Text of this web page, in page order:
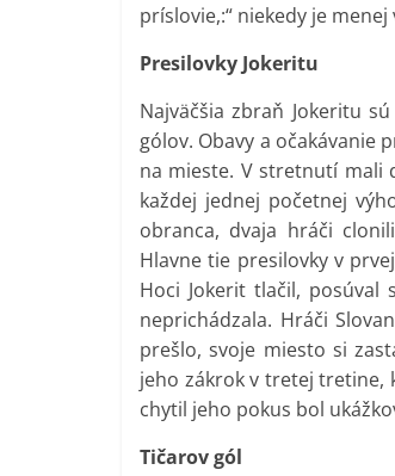
príslovie,:“ niekedy je menej
Presilovky Jokeritu
Najväčšia zbraň Jokeritu
gólov. Obavy a očakávanie
na mieste. V stretnutí mali
každej jednej početnej
obranca, dvaja hráči
Hlavne tie presilovky v
Hoci Jokerit tlačil,
neprichádzala. Hráči
prešlo, svoje miesto si
jeho zákrok v tretej tretine,
chytil jeho pokus bol
Tičarov gól